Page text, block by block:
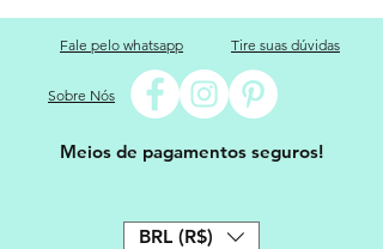
Fale pelo whatsapp Tire suas dúvidas
Sobre Nós
Meios de pagamentos seguros!
BRL (R$)